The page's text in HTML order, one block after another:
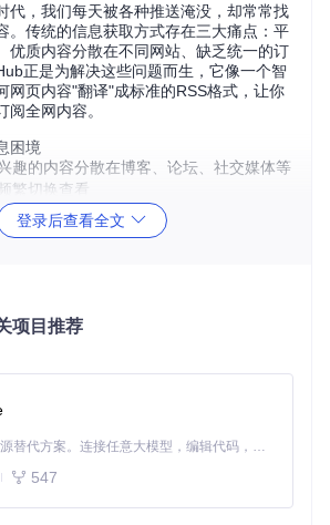
代，我们每天被各种推送淹没，却常常找
。传统的信息获取方式存在三大痛点：平
优质内容分散在不同网站、缺乏统一的订
正是为解决这些问题而生，它像一个智
网页内容"翻译"成标准的RSS格式，让你
阅全网内容。
困境
趣的内容分散在博客、论坛、社交媒体等
繁切换查看
据点击量推荐内容，导致信息茧房，视野
网站转换为统一的RSS源，完美解决了这
控信息获取的节奏和内容。
订阅能力
程知识，按照以下简单步骤，即可快速搭
式
登录后查看全文
项目推荐
Claude Code 的开源替代方案。连接任意大模型，编辑代码，运行命令，自动验证 — 全自动执行。用 Rust 构建，极致性能。 ｜ An open-source alternative to Claude Code. Connect any LLM, edit code, run commands, and verify changes — autonomously. Built in Rust for speed. Get Started
547